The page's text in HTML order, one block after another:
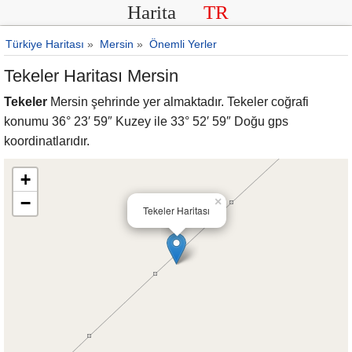
Harita TR
Türkiye Haritası » Mersin » Önemli Yerler
Tekeler Haritası Mersin
Tekeler Mersin şehrinde yer almaktadır. Tekeler coğrafi
konumu 36° 23′ 59″ Kuzey ile 33° 52′ 59″ Doğu gps
koordinatlarıdır.
Tekeler Haritası
×
+
−